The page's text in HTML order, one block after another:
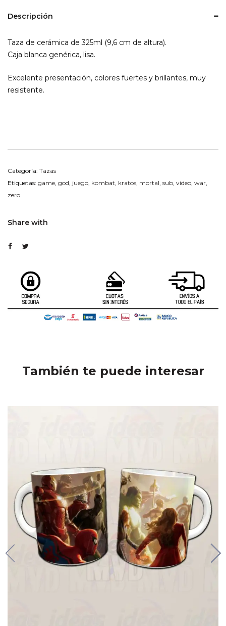
cantidad
Descripción
Taza de cerámica de 325ml (9,6 cm de altura).
Caja blanca genérica, lisa.
Excelente presentación, colores fuertes y brillantes, muy
resistente.
Categoría: Tazas
Etiquetas: game, god, juego, kombat, kratos, mortal, sub, video, war,
zero
Share with
También te puede interesar